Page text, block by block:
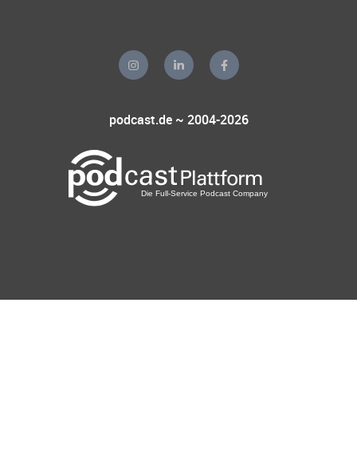
podcast.de ~ 2004-2026